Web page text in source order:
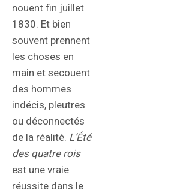
nouent fin juillet
1830. Et bien
souvent prennent
les choses en
main et secouent
des hommes
indécis, pleutres
ou déconnectés
de la réalité. L’Été
des quatre rois
est une vraie
réussite dans le